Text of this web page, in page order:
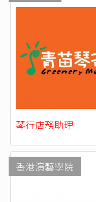
琴行店務助理
香港演藝學院